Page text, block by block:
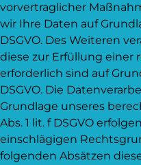
vorvertraglicher
wir Ihre Daten auf
DSGVO. Des Weiteren
diese zur Erfüllung
erforderlich sind auf
DSGVO. Die
Grundlage unseres
Abs. 1 lit. f DSGVO
einschlägigen
folgenden Absätzen